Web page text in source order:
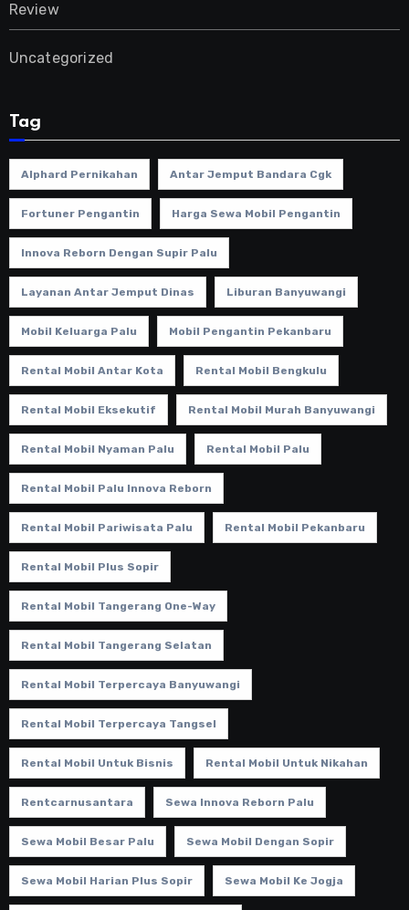
Review
Uncategorized
Tag
Alphard Pernikahan Antar Jemput Bandara Cgk
Fortuner Pengantin Harga Sewa Mobil Pengantin
Innova Reborn Dengan Supir Palu
Layanan Antar Jemput Dinas Liburan Banyuwangi
Mobil Keluarga Palu Mobil Pengantin Pekanbaru
Rental Mobil Antar Kota Rental Mobil Bengkulu
Rental Mobil Eksekutif Rental Mobil Murah Banyuwangi
Rental Mobil Nyaman Palu Rental Mobil Palu
Rental Mobil Palu Innova Reborn
Rental Mobil Pariwisata Palu Rental Mobil Pekanbaru
Rental Mobil Plus Sopir
Rental Mobil Tangerang One-Way
Rental Mobil Tangerang Selatan
Rental Mobil Terpercaya Banyuwangi
Rental Mobil Terpercaya Tangsel
Rental Mobil Untuk Bisnis Rental Mobil Untuk Nikahan
Rentcarnusantara Sewa Innova Reborn Palu
Sewa Mobil Besar Palu Sewa Mobil Dengan Sopir
Sewa Mobil Harian Plus Sopir Sewa Mobil Ke Jogja